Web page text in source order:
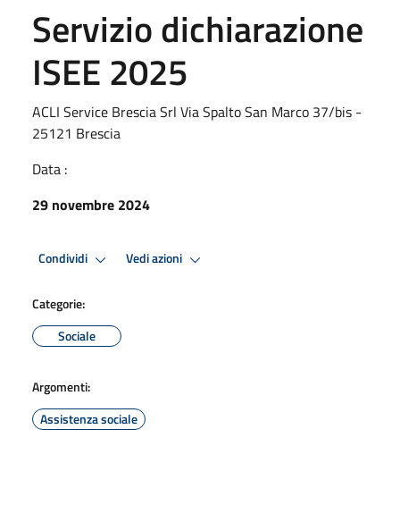
Servizio dichiarazione
ISEE 2025
ACLI Service Brescia Srl Via Spalto San Marco 37/bis -
25121 Brescia
Data :
29 novembre 2024
Condividi Vedi azioni
Categorie:
Sociale
Argomenti:
Assistenza sociale